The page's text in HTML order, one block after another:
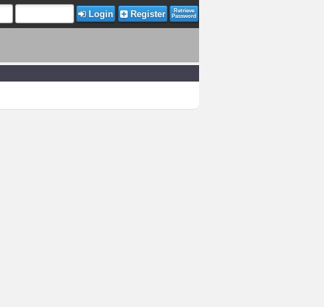
Login Register
Retrieve
Password